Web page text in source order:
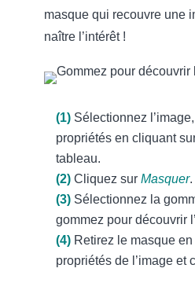
masque qui recouvre une
naître l’intérêt !
(1) Sélectionnez
propriétés en cliquant
tableau.
(2) Cliquez sur Masquer.
(3) Sélectionnez la
gommez pour découvrir
(4) Retirez le masque
propriétés de l’image et